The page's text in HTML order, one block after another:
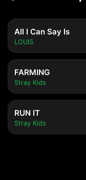
All I Can Say Is
LOUIS
FARMING
Stray Kids
RUN IT
Stray Kids